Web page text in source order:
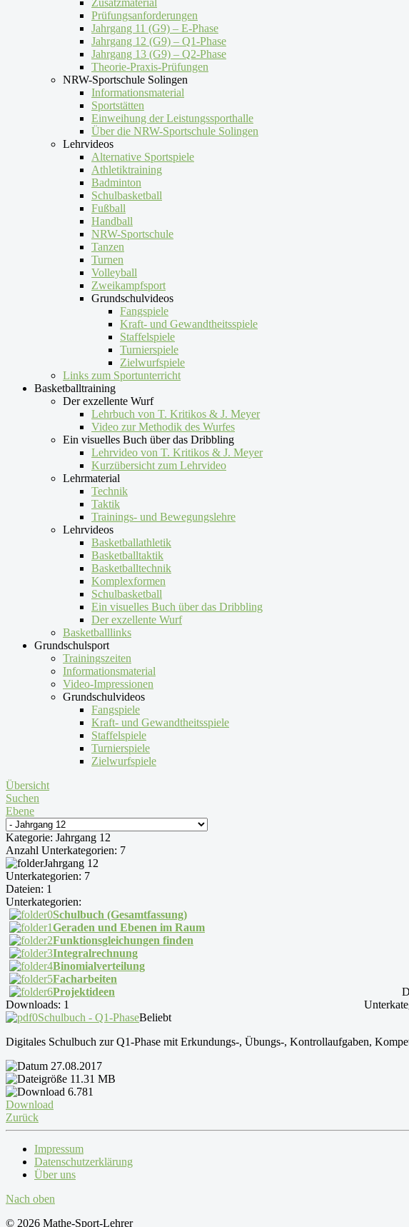
Zusatzmaterial
Prüfungsanforderungen
Jahrgang 11 (G9) – E-Phase
Jahrgang 12 (G9) – Q1-Phase
Jahrgang 13 (G9) – Q2-Phase
Theorie-Praxis-Prüfungen
NRW-Sportschule Solingen
Informationsmaterial
Sportstätten
Einweihung der Leistungssporthalle
Über die NRW-Sportschule Solingen
Lehrvideos
Alternative Sportspiele
Athletiktraining
Badminton
Schulbasketball
Fußball
Handball
NRW-Sportschule
Tanzen
Turnen
Volleyball
Zweikampfsport
Grundschulvideos
Fangspiele
Kraft- und Gewandtheitsspiele
Staffelspiele
Turnierspiele
Zielwurfspiele
Links zum Sportunterricht
Basketballtraining
Der exzellente Wurf
Lehrbuch von T. Kritikos & J. Meyer
Video zur Methodik des Wurfes
Ein visuelles Buch über das Dribbling
Lehrvideo von T. Kritikos & J. Meyer
Kurzübersicht zum Lehrvideo
Lehrmaterial
Technik
Taktik
Trainings- und Bewegungslehre
Lehrvideos
Basketballathletik
Basketballtaktik
Basketballtechnik
Komplexformen
Schulbasketball
Ein visuelles Buch über das Dribbling
Der exzellente Wurf
Basketballlinks
Grundschulsport
Trainingszeiten
Informationsmaterial
Video-Impressionen
Grundschulvideos
Fangspiele
Kraft- und Gewandtheitsspiele
Staffelspiele
Turnierspiele
Zielwurfspiele
Übersicht
Suchen
Ebene
Kategorie: Jahrgang 12
Anzahl Unterkategorien: 7
Jahrgang 12
Unterkategorien: 7
Dateien: 1
Unterkategorien:
Schulbuch (Gesamtfassung)
Geraden und Ebenen im Raum
Funktionsgleichungen finden
Integralrechnung
Binomialverteilung
Facharbeiten
Projektideen
Downloads: 1
Schulbuch - Q1-PhaseBeliebt
Digitales Schulbuch zur Q1-Phase mit Erkundungs-, Übungs-, Kontrollaufgaben,
27.08.2017
11.31 MB
6.781
Download
Zurück
Impressum
Datenschutzerklärung
Über uns
Nach oben
© 2026 Mathe-Sport-Lehrer